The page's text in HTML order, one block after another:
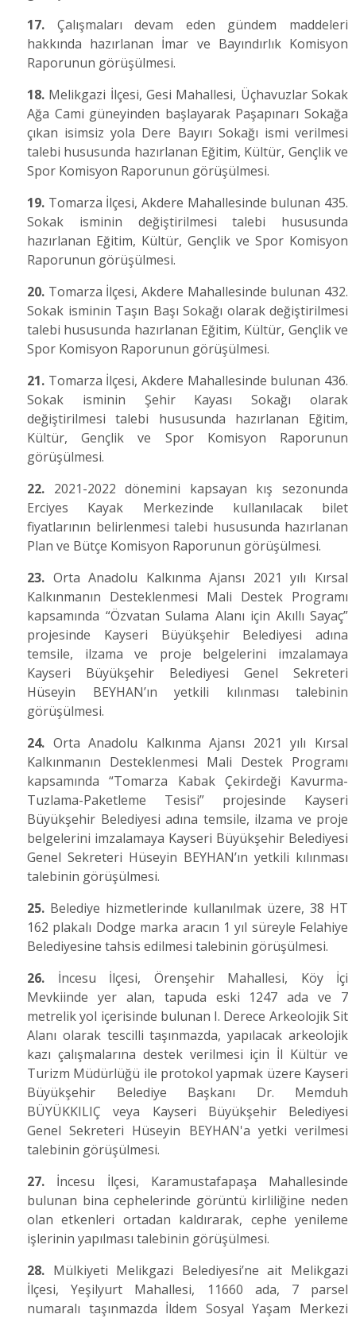
17.
Çalışmaları devam eden gündem maddeleri
hakkında hazırlanan İmar ve Bayındırlık Komisyon
Raporunun görüşülmesi.
18. Melikgazi İlçesi, Gesi Mahallesi, Üçhavuzlar Sokak
Ağa Cami güneyinden başlayarak Paşapınarı Sokağa
çıkan isimsiz yola Dere Bayırı Sokağı ismi verilmesi
talebi hususunda hazırlanan Eğitim, Kültür, Gençlik ve
Spor Komisyon Raporunun görüşülmesi.
19. Tomarza İlçesi, Akdere Mahallesinde bulunan 435.
Sokak isminin değiştirilmesi talebi hususunda
hazırlanan Eğitim, Kültür, Gençlik ve Spor Komisyon
Raporunun görüşülmesi.
20. Tomarza İlçesi, Akdere Mahallesinde bulunan 432.
Sokak isminin Taşın Başı Sokağı olarak değiştirilmesi
talebi hususunda hazırlanan Eğitim, Kültür, Gençlik ve
Spor Komisyon Raporunun görüşülmesi.
21. Tomarza İlçesi, Akdere Mahallesinde bulunan 436.
Sokak isminin Şehir Kayası Sokağı olarak
değiştirilmesi talebi hususunda hazırlanan Eğitim,
Kültür, Gençlik ve Spor Komisyon Raporunun
görüşülmesi.
22. 2021-2022 dönemini kapsayan kış sezonunda
Erciyes Kayak Merkezinde kullanılacak bilet
fiyatlarının belirlenmesi talebi hususunda hazırlanan
Plan ve Bütçe Komisyon Raporunun görüşülmesi.
23. Orta Anadolu Kalkınma Ajansı 2021 yılı Kırsal
Kalkınmanın Desteklenmesi Mali Destek Programı
kapsamında “Özvatan Sulama Alanı için Akıllı Sayaç”
projesinde Kayseri Büyükşehir Belediyesi adına
temsile, ilzama ve proje belgelerini imzalamaya
Kayseri Büyükşehir Belediyesi Genel Sekreteri
Hüseyin BEYHAN’ın yetkili kılınması talebinin
görüşülmesi.
24. Orta Anadolu Kalkınma Ajansı 2021 yılı Kırsal
Kalkınmanın Desteklenmesi Mali Destek Programı
kapsamında “Tomarza Kabak Çekirdeği Kavurma-
Tuzlama-Paketleme Tesisi” projesinde Kayseri
Büyükşehir Belediyesi adına temsile, ilzama ve proje
belgelerini imzalamaya Kayseri Büyükşehir Belediyesi
Genel Sekreteri Hüseyin BEYHAN’ın yetkili kılınması
talebinin görüşülmesi.
25. Belediye hizmetlerinde kullanılmak üzere, 38 HT
162 plakalı Dodge marka aracın 1 yıl süreyle Felahiye
Belediyesine tahsis edilmesi talebinin görüşülmesi.
26.
İncesu İlçesi, Örenşehir Mahallesi, Köy İçi
Mevkiinde yer alan, tapuda eski 1247 ada ve 7
metrelik yol içerisinde bulunan I. Derece Arkeolojik Sit
Alanı olarak tescilli taşınmazda, yapılacak arkeolojik
kazı çalışmalarına destek verilmesi için İl Kültür ve
Turizm Müdürlüğü ile protokol yapmak üzere Kayseri
Büyükşehir Belediye Başkanı Dr. Memduh
BÜYÜKKILIÇ veya Kayseri Büyükşehir Belediyesi
Genel Sekreteri Hüseyin BEYHAN'a yetki verilmesi
talebinin görüşülmesi.
27.
İncesu İlçesi, Karamustafapaşa Mahallesinde
bulunan bina cephelerinde görüntü kirliliğine neden
olan etkenleri ortadan kaldırarak, cephe yenileme
işlerinin yapılması talebinin görüşülmesi.
28. Mülkiyeti Melikgazi Belediyesi’ne ait Melikgazi
İlçesi, Yeşilyurt Mahallesi, 11660 ada, 7 parsel
numaralı taşınmazda İldem Sosyal Yaşam Merkezi